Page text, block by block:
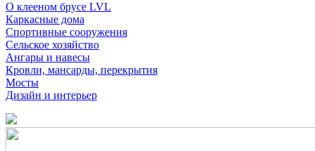
О клееном брусе LVL
Каркасные дома
Спортивные сооружения
Сельское хозяйство
Ангары и навесы
Кровли, мансарды, перекрытия
Мосты
Дизайн и интерьер